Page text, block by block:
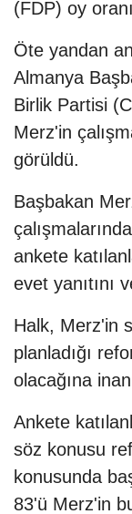
(FDP) oy
Öte yandan
Almanya
Birlik Partisi
Merz'in
görüldü.
Başbakan
ankete
evet yanıtını
Halk, Merz'in
planladığı
olacağına
Ankete
söz konusu
konusunda
83'ü Merz'in